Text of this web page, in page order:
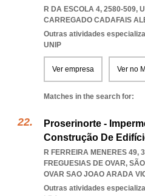
R DA ESCOLA 4, 2580-509,
CARREGADO CADAFAIS
Outras atividades
UNIP
Ver empresa Ver no
Matches in the search for:
Proserinorte -
Construção De
R FERREIRA MENERES 49,
FREGUESIAS DE OVAR,
OVAR SAO JOAO ARADA
Outras atividades